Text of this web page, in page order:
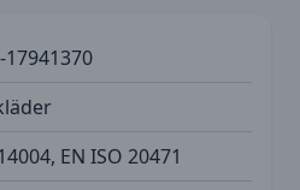
17941370
EN ISO 20471